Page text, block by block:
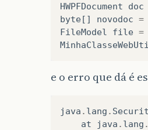
HWPFDocument doc
byte[] novodoc =
FileModel
file =
e o erro que dá é
java . lang .
at
java . lang .